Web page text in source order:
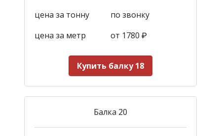
цена за тонну
по звонку
цена за метр
от 1780 ₽
Купить балку 18
Балка 20